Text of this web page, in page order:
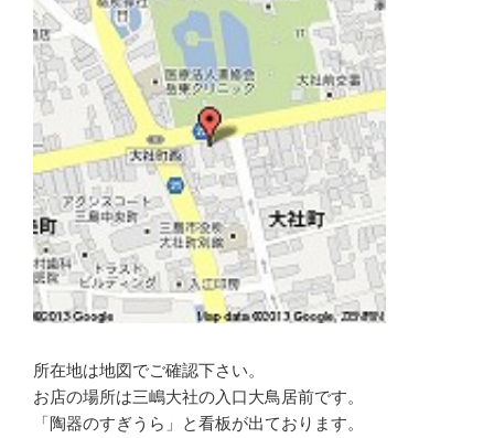
事
所在地は地図でご確認下さい。
お店の場所は三嶋大社の入口大鳥居前です。
「陶器のすぎうら」と看板が出ております。